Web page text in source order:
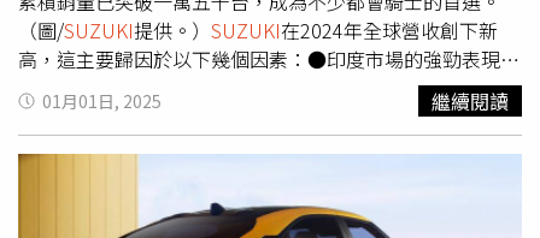
遇方案。限時入主The Kia EV6 /The Kia EV6 GT，可享「五
年0元盡情駕馭」專案(總價值逾23萬元)，包括V2L 車外電
器電源分享器、家用充電設備、五年U-POWER無限快充，
以及五年免費保養等尊榮禮遇，再享高額100萬0利率或首
廠保固。本月入主The Kia EV6 The Kia EV6 GT，可享「五
氣力學效率。車內配備 全數位儀錶板 及 ACC 主動式巡航與
車道偏移輔助 等駕駛輔助科技，提供更智能、安全的駕駛
體驗。動力方面，採用輕油電混合系統，展現
SUZUKI在節
能環保上的努力，迎合台灣市場日益增長的環保需求。
SUZUKISWIFT，歷經四代進化，持續以創新科技與卓越操
展，將歷代SWIFT一起登台展出，邀您一起欣賞SWIFT 20年
的經典魅力。（圖／SUZUKI提供。）活動資訊活動日期：
（圖/SUZUKI提供。） SUZUKI在2024年全球營收創下新
高，這主要歸因於以下幾個因素：●印度市場的強勁表現：
SUZUKI
在印度市場持續領先。截至
2024年10月，Maruti
共售出159,591輛汽車，佔印度
新車銷售量的約41%，穩居印度市場龍頭地位。●全新全球
獲2025年RJC年度汽車獎。Swift自2004年問世以來，擄獲
全球超過900萬名車主，成為城市駕駛愛好者的設計標竿和
01月01日, 2025 繼續閱讀